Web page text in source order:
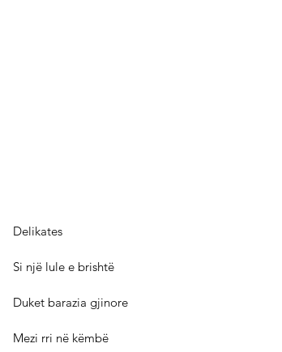
Delikates
Si një lule e brishtë
Duket barazia gjinore
Mezi rri në këmbë